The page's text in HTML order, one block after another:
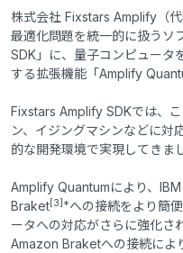
株式会社 Fixstars Amplify（代
最適化問題を統一的に扱うソ
SDK」に、量子コンピュータ
する拡張機能「Amplify
Fixstars Amplify SDKでは、
ン、イジングマシンなどに対
的な開発環境で実現してきま
Amplify Quantumにより、
Braket[3]*への接続をより簡
ータへの対応がさらに強化さ
Amazon Braketへの接続によ